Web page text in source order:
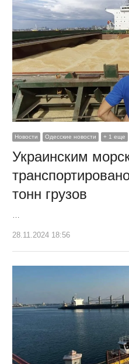
Новости Одесские новости + 1 еще
Украинским
тонн грузов
…
28.11.2024 18:56